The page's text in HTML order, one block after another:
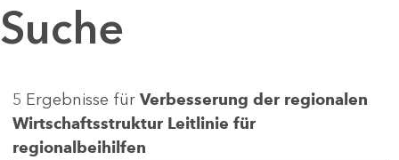
Suche
5 Ergebnisse für Verbesserung der regionalen
Wirtschaftsstruktur Leitlinie für
regionalbeihilfen